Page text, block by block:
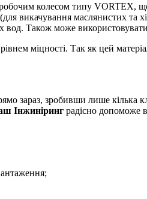
колесом типу VORTEX,
викачування маслянистих та
Також може
міцності. Так як цей
зараз, зробивши лише кілька
Інжиніринг радісно допоможе